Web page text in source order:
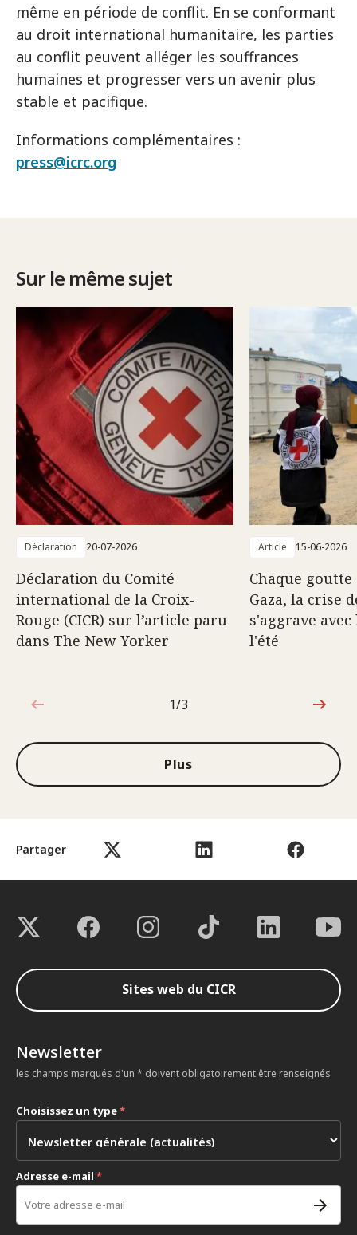
Partager
même en période de conflit. En se conformant
au droit international humanitaire, les parties
au conflit peuvent alléger les souffrances
humaines et progresser vers un avenir plus
stable et pacifique.
Informations complémentaires :
press@icrc.org
Sur le même sujet
Déclaration 20-07-2026
Déclaration du Comité
international de la Croix-
Rouge (CICR) sur l’article paru
dans The New Yorker
Article 15-06-2026
Chaque goutte
Gaza, la crise
s'aggrave
l'été
1sur3
1/3
Plus
Sites web du CICR
Newsletter
les champs marqués d'un * doivent obligatoirement être renseignés
Choisissez un type*
Adresse e-mail *